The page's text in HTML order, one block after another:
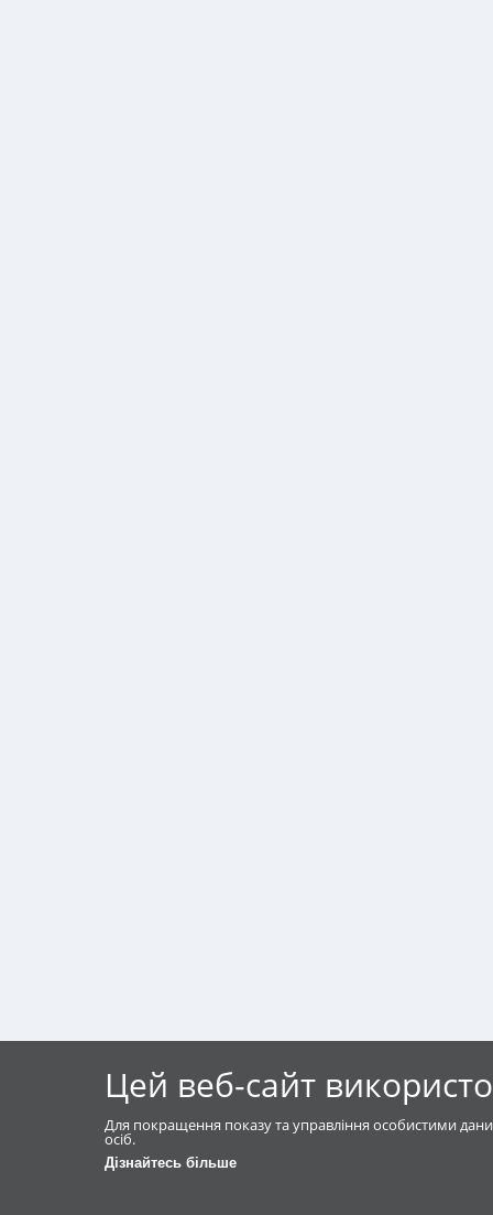
Цей веб-сайт
Для покращення показу та управління особистими
осіб.
Дізнайтесь більше